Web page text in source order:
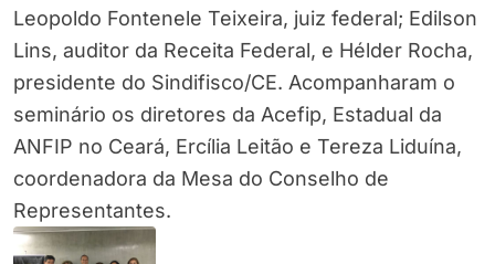
Leopoldo Fontenele Teixeira, juiz federal; Edilson
Lins, auditor da Receita Federal, e Hélder Rocha,
presidente do Sindifisco/CE. Acompanharam o
seminário os diretores da Acefip, Estadual da
ANFIP no Ceará, Ercília Leitão e Tereza Liduína,
coordenadora da Mesa do Conselho de
Representantes.